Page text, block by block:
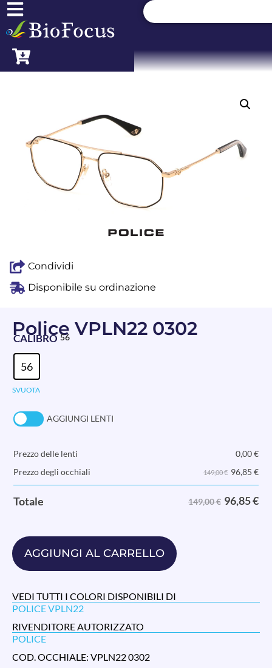
Condividi
Disponibile su ordinazione
Police VPLN22 0302
CALIBRO 56
56
SVUOTA
AGGIUNGI LENTI
Prezzo delle lenti 0,00€
Prezzo degli occhiali
149,00 € 96,85 €
Totale 149,00 € 96,85€
AGGIUNGI AL CARRELLO
VEDI TUTTI I COLORI DISPONIBILI DI
POLICE VPLN22
RIVENDITORE AUTORIZZATO
POLICE
COD. OCCHIALE: VPLN22 0302